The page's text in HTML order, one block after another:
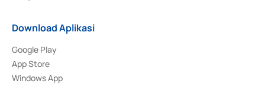
Download Aplikasi
Google Play
App Store
Windows App